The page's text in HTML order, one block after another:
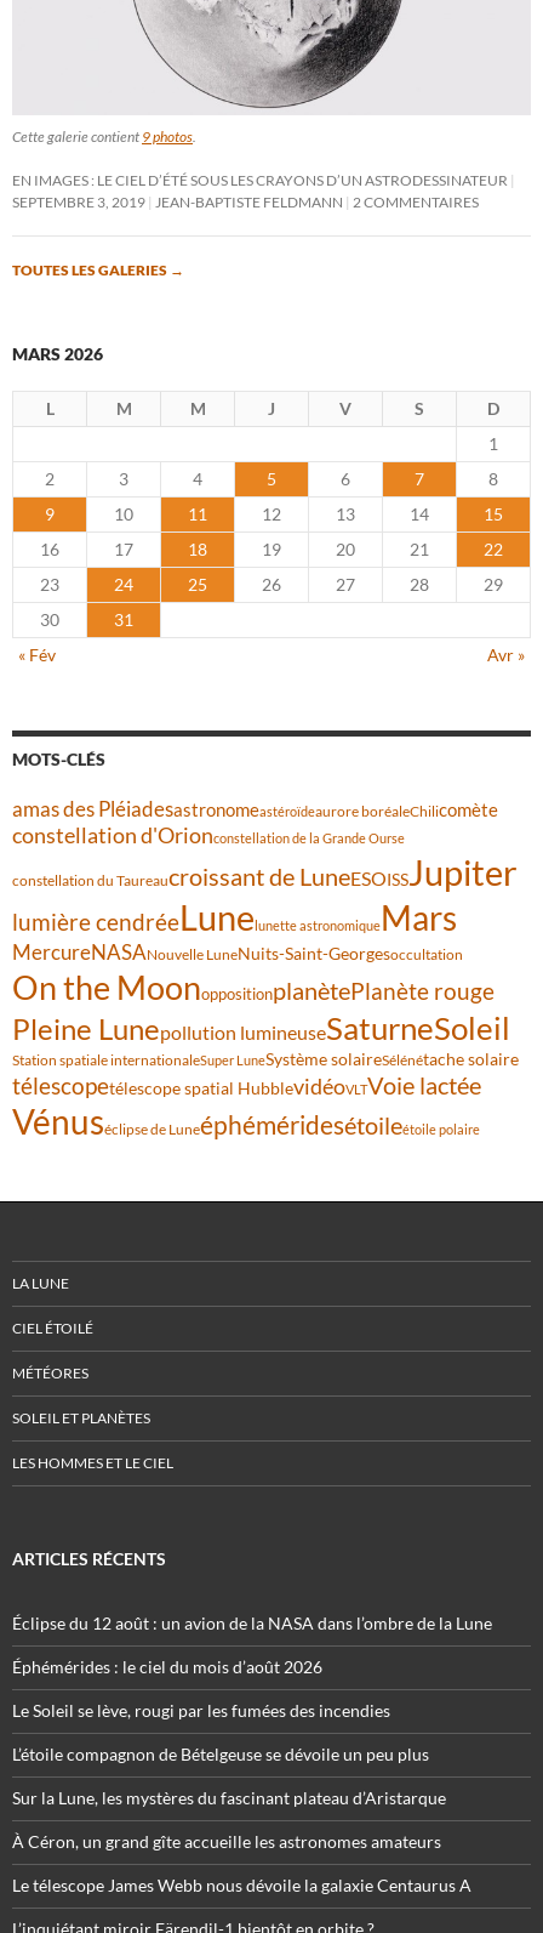
Cette galerie contient 9 photos.
EN IMAGES : LE CIEL D’ÉTÉ SOUS LES CRAYONS D’UN ASTRODESSINATEUR
SEPTEMBRE 3, 2019 JEAN-BAPTISTE FELDMANN 2 COMMENTAIRES
TOUTES LES GALERIES →
MARS 2026
L M M J V S
D
1
2
3 4 5 6 7
8
9
10 11 12 13 14
15
16
17 18 19 20 21
22
23
24 25 26 27 28
29
30
31
« Fév
Avr »
MOTS-CLÉS
amas des Pléiadesastronomeastéroïdeaurore boréaleChilicomète
constellation d'Orionconstellation de la Grande Ourse
constellation du Taureaucroissant de LuneESOISSJupiter
lumière cendréeLunelunette astronomiqueMars
MercureNASANouvelle LuneNuits-Saint-Georgesoccultation
On the MoonoppositionplanètePlanète rouge
Pleine Lunepollution lumineuseSaturneSoleil
Station spatiale internationaleSuper LuneSystème solaireSélénétache solaire
télescopetélescope spatial HubblevidéoVLTVoie lactée
Vénuséclipse de Luneéphéméridesétoileétoile polaire
LA LUNE
CIEL ÉTOILÉ
MÉTÉORES
SOLEIL ET PLANÈTES
LES HOMMES ET LE CIEL
ARTICLES RÉCENTS
Éclipse du 12 août : un avion de la NASA dans l’ombre de la Lune
Éphémérides : le ciel du mois d’août 2026
Le Soleil se lève, rougi par les fumées des incendies
L’étoile compagnon de Bételgeuse se dévoile un peu plus
Sur la Lune, les mystères du fascinant plateau d’Aristarque
À Céron, un grand gîte accueille les astronomes amateurs
Le télescope James Webb nous dévoile la galaxie Centaurus A
L’inquiétant miroir Eärendil-1 bientôt en orbite ?